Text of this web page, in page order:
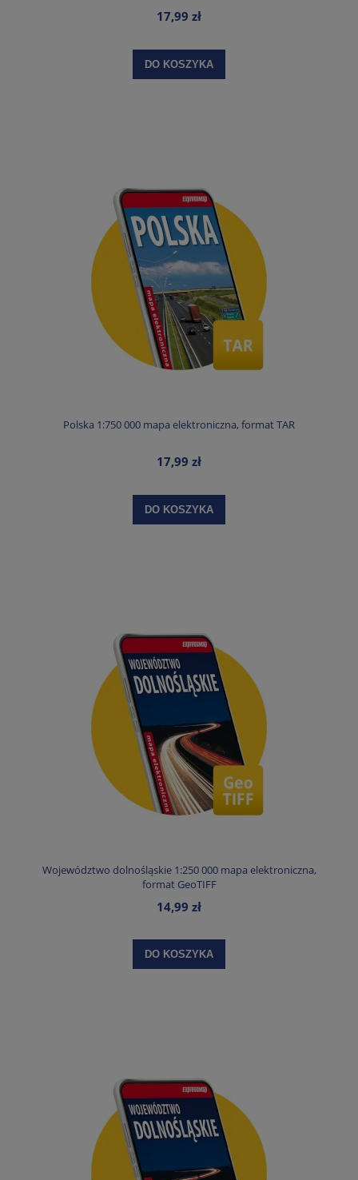
17,99 zł
DO KOSZYKA
Polska 1:750 000 mapa elektroniczna, format TAR
17,99 zł
DO KOSZYKA
Województwo dolnośląskie 1:250 000 mapa elektroniczna,
format GeoTIFF
14,99 zł
DO KOSZYKA